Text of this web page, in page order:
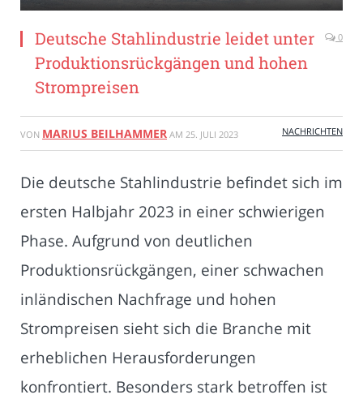
Deutsche Stahlindustrie leidet unter
Produktionsrückgängen und hohen
Strompreisen
0
VON MARIUS BEILHAMMER AM 25. JULI 2023 NACHRICHTEN
Die deutsche Stahlindustrie befindet sich im
ersten Halbjahr 2023 in einer schwierigen
Phase. Aufgrund von deutlichen
Produktionsrückgängen, einer schwachen
inländischen Nachfrage und hohen
Strompreisen sieht sich die Branche mit
erheblichen Herausforderungen
konfrontiert. Besonders stark betroffen ist